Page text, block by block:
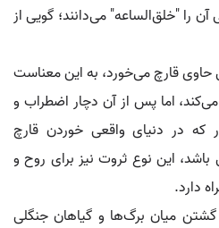
را "خلق‌الساعه" می‌دانند؛ گویی از
حاوی قارچ می‌خورد، به این معناست
اما پس از آن دچار اضطراب و
که در دنیای واقعی خوردن قارچ
این نوع ثروت نیز برای روح و
دارد.
میان برگ‌ها و گیاهان جنگلی